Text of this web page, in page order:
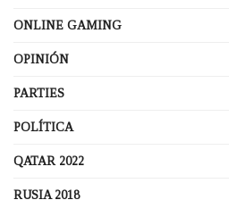
ONLINE GAMING
OPINIÓN
PARTIES
POLÍTICA
QATAR 2022
RUSIA 2018